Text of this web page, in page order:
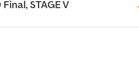
STAGE V